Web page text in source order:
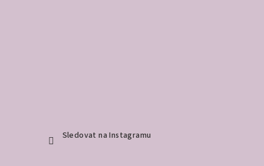
Sledovat na Instagramu